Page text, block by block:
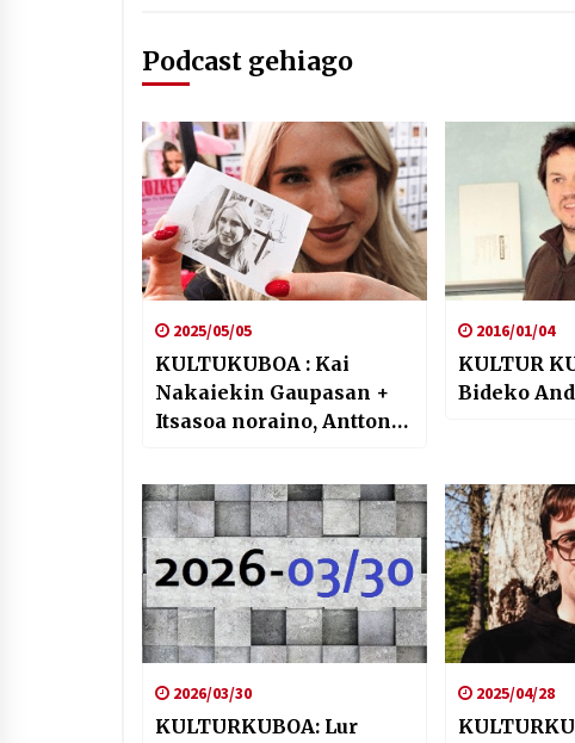
Podcast gehiago
2025/05/05
KULTUKUBOA : Kai
Nakaiekin Gaupasan +
Itsasoa noraino, Antton
2016/01/04
KULTUR
Bideko
2026/03/30
KULTURKUBOA: Lur
2025/04/28